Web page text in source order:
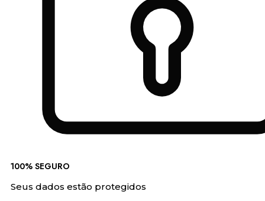
100% SEGURO
Seus dados estão protegidos